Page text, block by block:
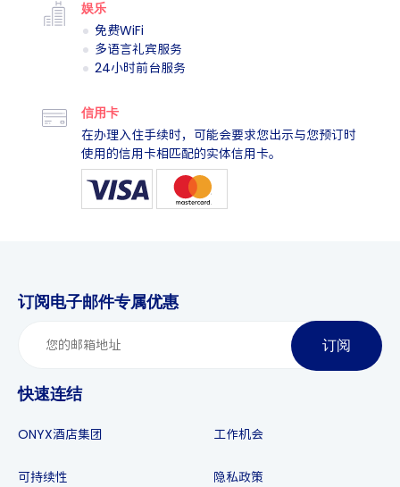
娱乐
免费WiFi
多语言礼宾服务
24小时前台服务
信用卡
在办理入住手续时，可能会要求您出示与您预订时
使用的信用卡相匹配的实体信用卡。
订阅电子邮件专属优惠
订阅
快速连结
ONYX酒店集团
可持续性
工作机会
隐私政策